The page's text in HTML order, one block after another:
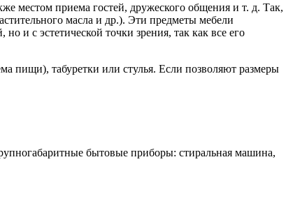
местом приема гостей, дружеского общения и т. д. Так,
масла и др.). Эти предметы мебели
и с эстетической точки зрения, так как все его
пищи), табуретки или стулья. Если позволяют размеры
бытовые приборы: стиральная машина,